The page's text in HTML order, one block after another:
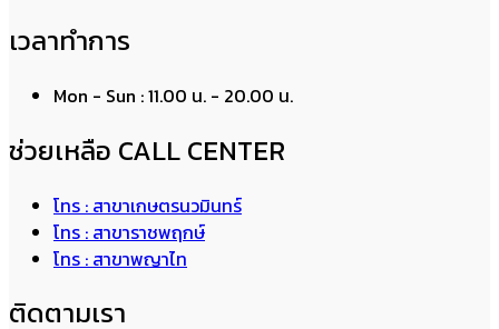
เวลาทำการ
Mon - Sun : 11.00 น. - 20.00 น.
ช่วยเหลือ CALL CENTER
โทร : สาขาเกษตรนวมินทร์
โทร : สาขาราชพฤกษ์
โทร : สาขาพญาไท
ติดตามเรา